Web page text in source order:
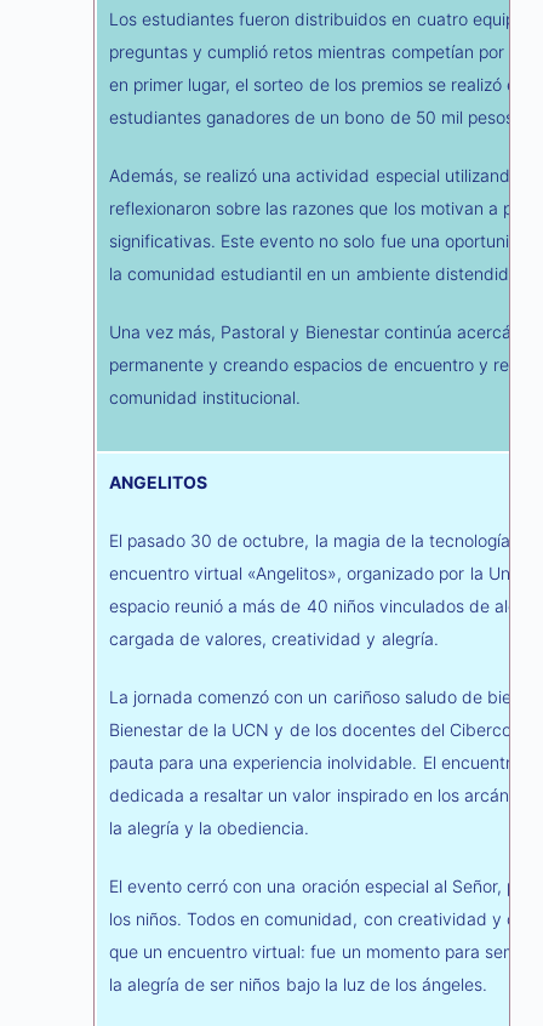
Los estudiantes fueron distribuidos en cuatro
preguntas y cumplió retos mientras competían por
en primer lugar, el sorteo de los premios se realizó
estudiantes ganadores de un bono de 50 mil pesos
Además, se realizó una actividad especial utilizando
reflexionaron sobre las razones que los motivan a
significativas. Este evento no solo fue una
la comunidad estudiantil en un ambiente distendido y
Una vez más, Pastoral y Bienestar continúa
permanente y creando espacios de encuentro y
comunidad institucional.
ANGELITOS
El pasado 30 de octubre, la magia de la tecnología y
encuentro virtual «Angelitos», organizado por la
espacio reunió a más de 40 niños vinculados de
cargada de valores, creatividad y alegría.
La jornada comenzó con un cariñoso saludo de
Bienestar de la UCN y de los docentes del
pauta para una experiencia inolvidable. El encuentro
dedicada a resaltar un valor inspirado en los
la alegría y la obediencia.
El evento cerró con una oración especial al Señor,
los niños. Todos en comunidad, con creatividad y
que un encuentro virtual: fue un momento para
la alegría de ser niños bajo la luz de los ángeles.